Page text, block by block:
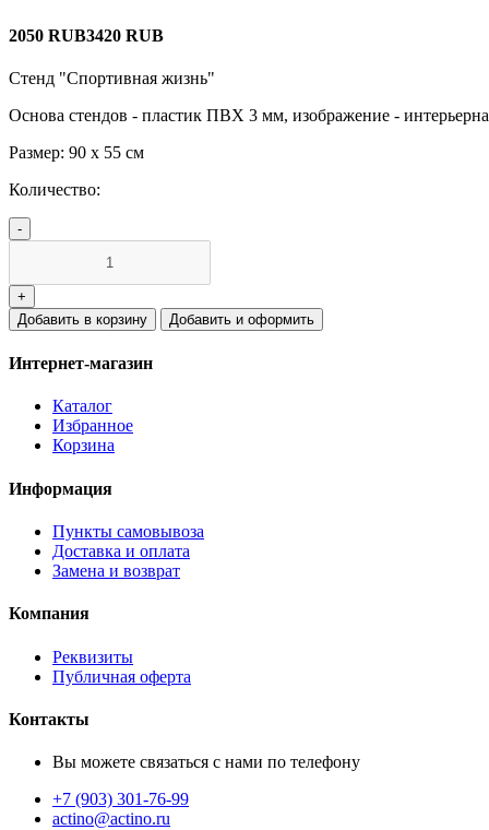
2050 RUB3420 RUB
Стенд "Спортивная жизнь"
Основа стендов - пластик ПВХ 3 мм, изображение -
Размер: 90 х 55 см
Количество:
Добавить в корзину Добавить и оформить
Интернет-магазин
Каталог
Избранное
Корзина
Информация
Пункты самовывоза
Доставка и оплата
Замена и возврат
Компания
Реквизиты
Публичная оферта
Контакты
Вы можете связаться с нами по телефону
+7 (903) 301-76-99
actino@actino.ru